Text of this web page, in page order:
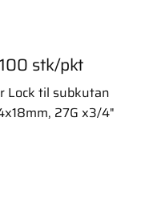
stk/pkt
Lock til subkutan
27G x3/4"